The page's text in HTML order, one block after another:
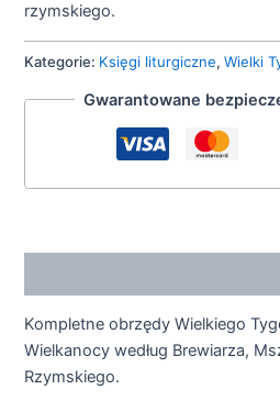
rzymskiego.
Kategorie: Księgi liturgiczne,Wielki
Gwarantowane
Kompletne obrzędy Wielkiego
Wielkanocy według Brewiarza,
Rzymskiego.